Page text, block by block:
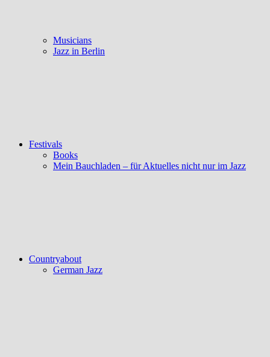
Musicians
Jazz in Berlin
Festivals
Books
Mein Bauchladen – für Aktuelles nicht nur im Jazz
Countryabout
German Jazz